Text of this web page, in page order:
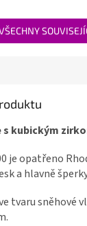
kubickým
je opatřeno
a hlavně
tvaru sněhové